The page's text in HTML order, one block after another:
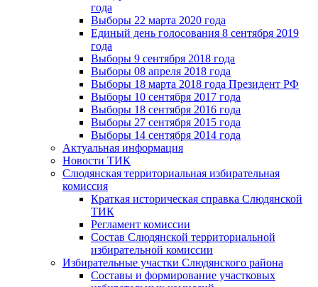
года
Выборы 22 марта 2020 года
Единый день голосования 8 сентября 2019
года
Выборы 9 сентября 2018 года
Выборы 08 апреля 2018 года
Выборы 18 марта 2018 года Президент РФ
Выборы 10 сентября 2017 года
Выборы 18 сентября 2016 года
Выборы 27 сентября 2015 года
Выборы 14 сентября 2014 года
Актуальная информация
Новости ТИК
Слюдянская территориальная избирательная
комиссия
Краткая историческая справка Слюдянской
ТИК
Регламент комиссии
Состав Слюдянской территориальной
избирательной комиссии
Избирательные участки Слюдянского района
Составы и формирование участковых